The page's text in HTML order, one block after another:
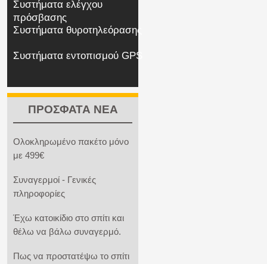
Συστήματα ελέγχου
πρόσβασης
Συστήματα θυροτηλεόρασης
Συστήματα εντοπισμού GPS
ΠΡΟΣΦΑΤΑ ΝΕΑ
Ολοκληρωμένο πακέτο μόνο
με 499€
Συναγερμοί - Γενικές
πληροφορίες
Έχω κατοικίδιο στο σπίτι και
θέλω να βάλω συναγερμό.
Πως να προστατέψω το σπίτι